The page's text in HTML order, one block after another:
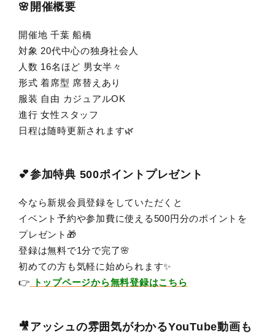
🌸開催概要
開催地 千葉 船橋
対象 20代中心の独身社会人
人数 16名ほど 男女半々
形式 着席型 席替えあり
服装 自由 カジュアルOK
進行 女性スタッフ
日程は随時更新されます🌿
💕参加特典 500ポイントプレゼント
今なら新規会員登録をしていただくと
イベント予約や参加費に使える500円分のポイントを
プレゼント🎁
登録は無料で1分で完了🌸
初めての方も気軽に始められます✨
👉 トップページから無料登録はこちら
🎥アッシュの雰囲気がわかるYouTube動画も